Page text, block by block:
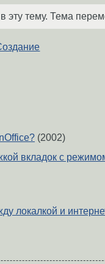
эту тему. Тема
(2002)
вкладок с
локалкой и